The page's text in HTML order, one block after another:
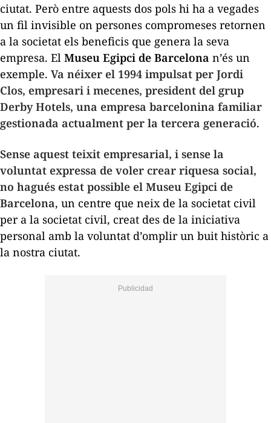
ciutat. Però entre aquests dos pols hi ha a vegades
un fil invisible on persones compromeses retornen
a la societat els beneficis que genera la seva
empresa. El Museu Egipci de Barcelona n’és un
exemple. Va néixer el 1994 impulsat per Jordi
Clos, empresari i mecenes, president del grup
Derby Hotels, una empresa barcelonina familiar
gestionada actualment per la tercera generació.
Sense aquest teixit empresarial, i sense la
voluntat expressa de voler crear riquesa social,
no hagués estat possible el Museu Egipci de
Barcelona, un centre que neix de la societat civil
per a la societat civil, creat des de la iniciativa
personal amb la voluntat d’omplir un buit històric a
la nostra ciutat.